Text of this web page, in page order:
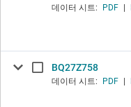
데이터 시트: PDF
BQ27Z758
데이터 시트: PDF